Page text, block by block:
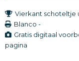
Vierkant schoteltje
Blanco -
Gratis digitaal
pagina